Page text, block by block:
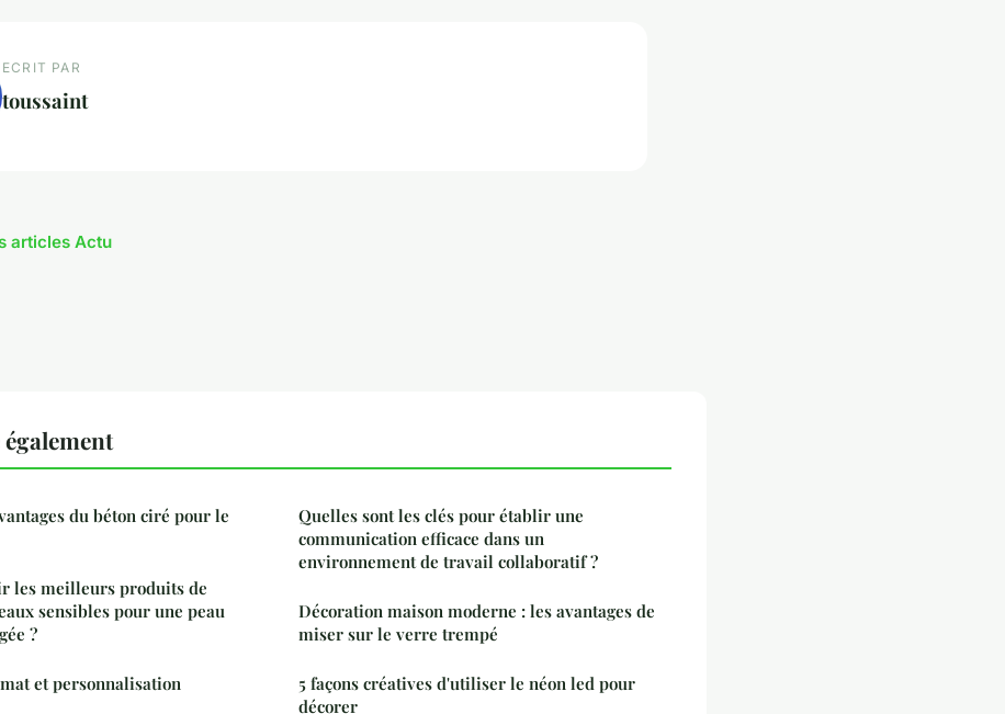
ECRIT PAR
toussaint
articles Actu
du béton ciré pour le
les meilleurs produits de
sensibles pour une peau
?
et personnalisation
Quelles sont les clés pour établir une
communication efficace dans un
environnement de travail collaboratif ?
Décoration maison moderne : les avantages de
miser sur le verre trempé
5 façons créatives d'utiliser le néon led pour
décorer